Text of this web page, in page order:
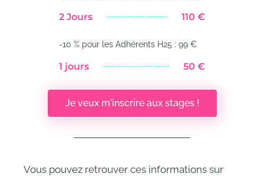
2 Jours 110 €
-10 % pour les Adhérents H25 : 99 €
1 jours 50 €
Je veux m'inscrire aux stages !
Vous pouvez retrouver ces informations sur